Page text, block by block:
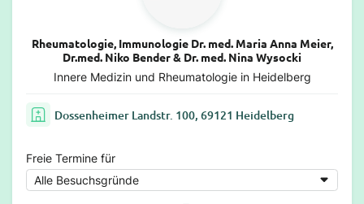
Rheumatologie, Immunologie Dr. med. Maria Anna Meier,
Dr.med. Niko Bender & Dr. med. Nina Wysocki
Innere Medizin und Rheumatologie in Heidelberg
Dossenheimer Landstr. 100, 69121 Heidelberg
Freie Termine für